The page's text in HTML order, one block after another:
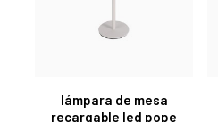
lámpara de mesa
recargable led pope